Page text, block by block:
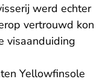
werd echter
vertrouwd kon
visaanduiding
Yellowfinsole